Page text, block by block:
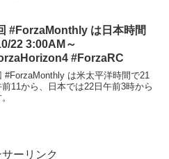
2020年代の車が必要で、当然その車
究...
#ForzaMonthly は日本時間
22 3:00AM～
#ForzaRC
#ForzaMonthly は米太平洋時間で21
前11から、日本では22日午前3時から
ーリンク